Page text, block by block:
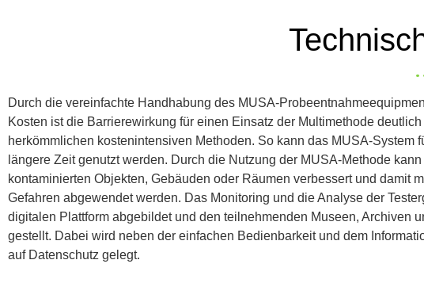
Durch die vereinfachte Handhabung des MUSA-
Kosten ist die Barrierewirkung für einen Einsatz der Multimethode
herkömmlichen kostenintensiven Methoden. So kann das MUSA-System
längere Zeit genutzt werden. Durch die Nutzung der MUSA-Methode
kontaminierten Objekten, Gebäuden oder Räumen verbessert und damit
Gefahren abgewendet werden. Das Monitoring und die Analyse der
digitalen Plattform abgebildet und den teilnehmenden Museen, Archiven
gestellt. Dabei wird neben der einfachen Bedienbarkeit und dem
auf Datenschutz gelegt.